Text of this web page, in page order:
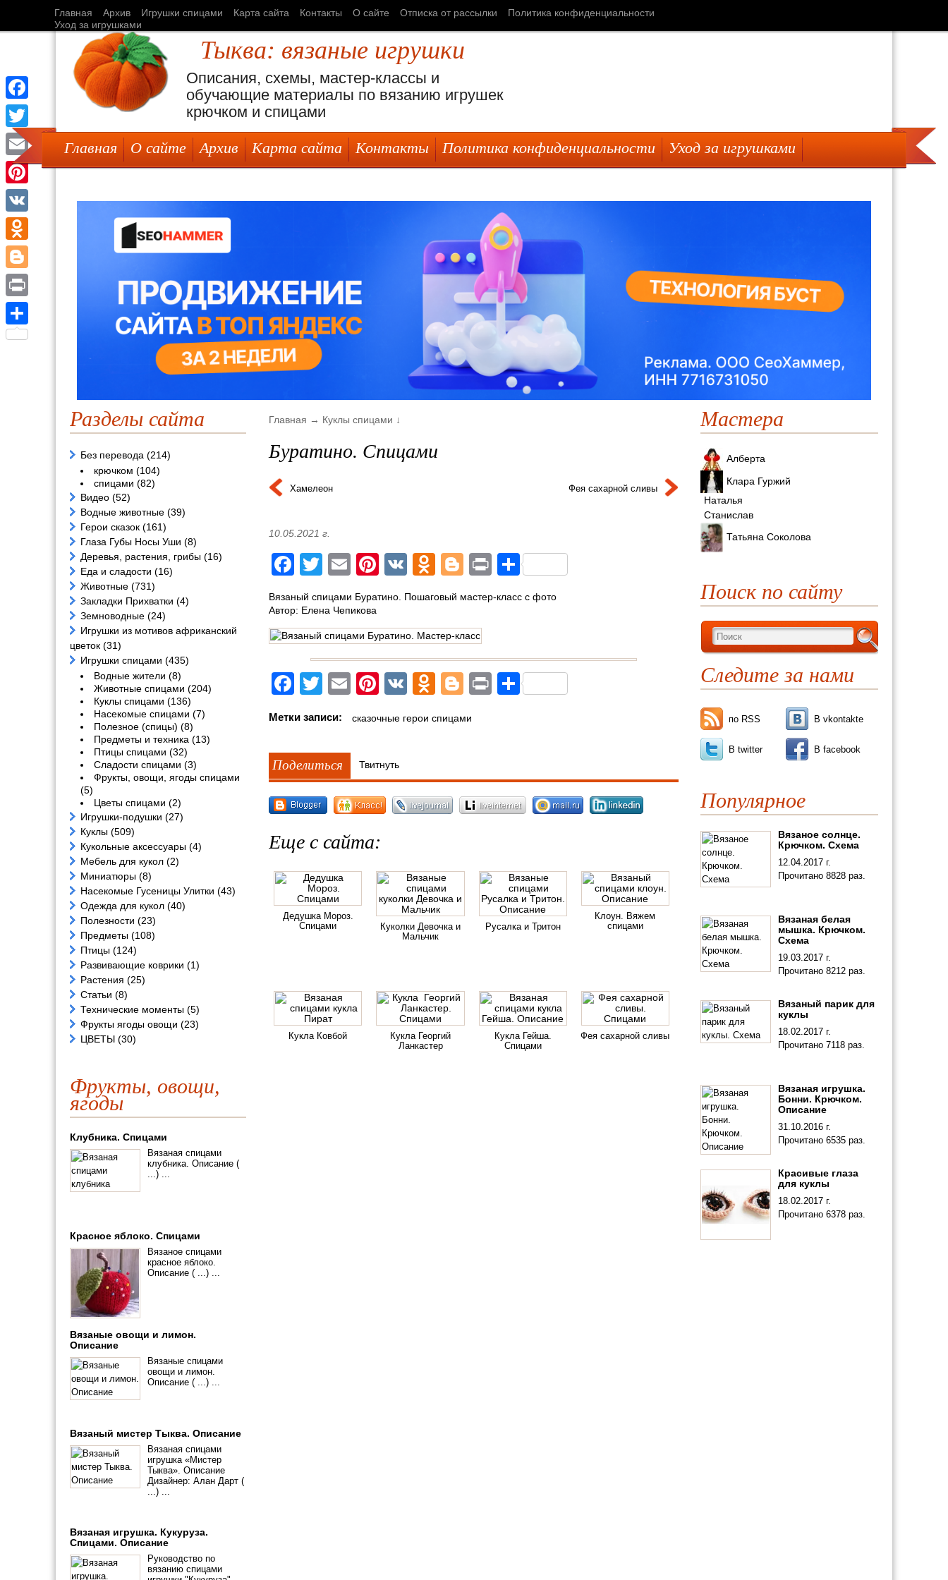
Главная Архив Игрушки спицами Карта сайта Контакты О сайте Отписка от рассылки
Политика конфиденциальности
Уход за игрушками
Тыква: вязаные игрушки
Описания, схемы, мастер-классы и
обучающие материалы по вязанию игрушек
крючком и спицами
Главная О сайте Архив Карта сайта Контакты Политика конфиденциальности Уход за игрушками
Главная → Куклы спицами ↓
Буратино. Спицами
Хамелеон Фея сахарной сливы
10.05.2021 г.
Facebook
Twitter
EmailPinterest
VK Odnoklassniki
Blogger
PrintОтправить
Вязаный спицами Буратино. Пошаговый мастер-класс с фото
Автор: Елена Чепикова
Facebook
Twitter
EmailPinterest
VK Odnoklassniki
Blogger
PrintОтправить
Метки записи: сказочные герои спицами
Поделиться Твитнуть
Еще с сайта:
Дедушка Мороз.
Спицами
Куколки Девочка и
Мальчик
Русалка и Тритон
Клоун. Вяжем
спицами
Кукла Ковбой
Кукла Георгий
Ланкастер
Кукла Гейша.
Спицами
Фея сахарной сливы
Разделы сайта
Без перевода (214)
крючком (104)
спицами (82)
Видео (52)
Водные животные (39)
Герои сказок (161)
Глаза Губы Носы Уши (8)
Деревья, растения, грибы (16)
Еда и сладости (16)
Животные (731)
Закладки Прихватки (4)
Земноводные (24)
Игрушки из мотивов африканский
цветок (31)
Игрушки спицами (435)
Водные жители (8)
Животные спицами (204)
Куклы спицами (136)
Насекомые спицами (7)
Полезное (спицы) (8)
Предметы и техника (13)
Птицы спицами (32)
Сладости спицами (3)
Фрукты, овощи, ягоды спицами
(5)
Цветы спицами (2)
Игрушки-подушки (27)
Куклы (509)
Кукольные аксессуары (4)
Мебель для кукол (2)
Миниатюры (8)
Насекомые Гусеницы Улитки (43)
Одежда для кукол (40)
Полезности (23)
Предметы (108)
Птицы (124)
Развивающие коврики (1)
Растения (25)
Статьи (8)
Технические моменты (5)
Фрукты ягоды овощи (23)
ЦВЕТЫ (30)
Фрукты, овощи,
ягоды
Клубника. Спицами
Вязаная спицами
клубника. Описание (
...) ...
Красное яблоко. Спицами
Вязаное спицами
красное яблоко.
Описание ( ...) ...
Вязаные овощи и лимон.
Описание
Вязаные спицами
овощи и лимон.
Описание ( ...) ...
Вязаный мистер Тыква. Описание
Вязаная спицами
игрушка «Мистер
Тыква». Описание
Дизайнер: Алан Дарт (
...) ...
Вязаная игрушка. Кукуруза.
Спицами. Описание
Руководство по
вязанию спицами
Мастера
Алберта
Клара Гуржий
Наталья
Станислав
Татьяна Соколова
Поиск по сайту
Следите за нами
по RSS В vkontakte
В twitter В facebook
Популярное
Вязаное солнце.
Крючком. Схема
12.04.2017 г.
Прочитано 8828 раз.
Вязаная белая
мышка. Крючком.
Схема
19.03.2017 г.
Прочитано 8212 раз.
Вязаный парик для
куклы
18.02.2017 г.
Прочитано 7118 раз.
Вязаная игрушка.
Бонни. Крючком.
Описание
31.10.2016 г.
Прочитано 6535 раз.
Красивые глаза
для куклы
18.02.2017 г.
Прочитано 6378 раз.
Facebook
Twitter
Email
Pinterest
VK
Odnoklassniki
Blogger
Print
Отправить